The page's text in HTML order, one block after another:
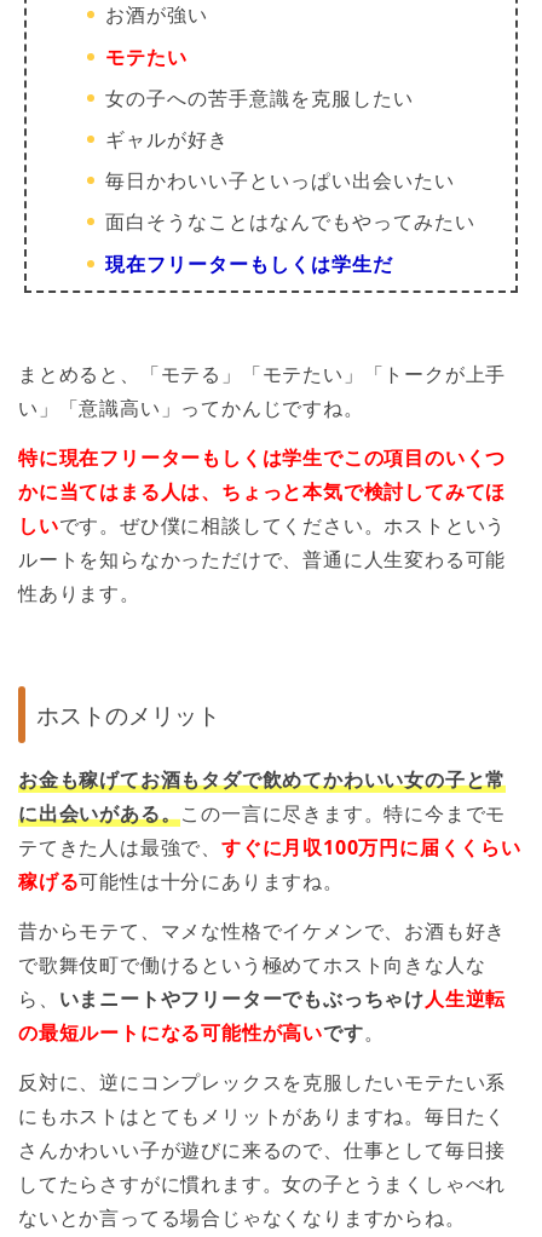
お酒が強い
モテたい
女の子への苦手意識を克服したい
ギャルが好き
毎日かわいい子といっぱい出会いたい
面白そうなことはなんでもやってみたい
現在フリーターもしくは学生だ
まとめると、「モテる」「モテたい」「トークが上手
い」「意識高い」ってかんじですね。
特に現在フリーターもしくは学生でこの項目のいくつ
かに当てはまる人は、ちょっと本気で検討してみてほ
しいです。ぜひ僕に相談してください。ホストという
ルートを知らなかっただけで、普通に人生変わる可能
性あります。
ホストのメリット
お金も稼げてお酒もタダで飲めてかわいい女の子と常
に出会いがある。この一言に尽きます。特に今までモ
テてきた人は最強で、 すぐに月収100万円に届くくらい
稼げる可能性は十分にありますね。
昔からモテて、マメな性格でイケメンで、お酒も好き
で歌舞伎町で働けるという極めてホスト向きな人な
ら、 いまニートやフリーターでもぶっちゃけ人生逆転
の最短ルートになる可能性が高いです。
反対に、逆にコンプレックスを克服したいモテたい系
にもホストはとてもメリットがありますね。毎日たく
さんかわいい子が遊びに来るので、仕事として毎日接
してたらさすがに慣れます。女の子とうまくしゃべれ
ないとか言ってる場合じゃなくなりますからね。